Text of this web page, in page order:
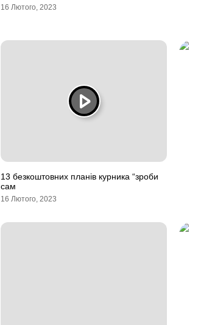
16 Лютого, 2023
13 безкоштовних планів курника “зроби
сам
16 Лютого, 2023